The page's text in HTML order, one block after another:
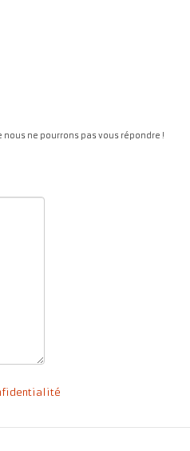
ne pourrons pas vous répondre !